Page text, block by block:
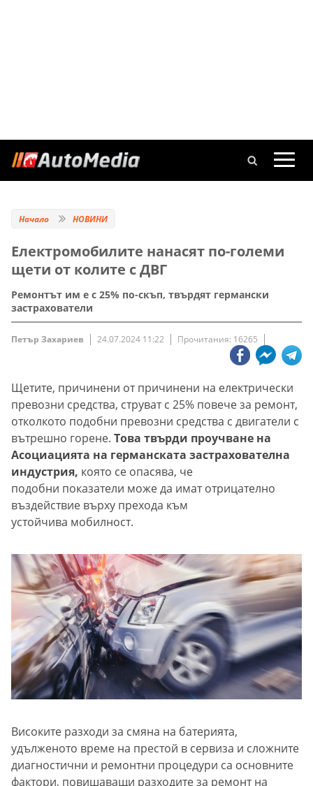
Начало НОВИНИ
Електромобилите нанасят по-големи
щети от колите с ДВГ
Ремонтът им е с 25% по-скъп, твърдят германски
застрахователи
Петър Захариев 24.07.2024 11:22 Прочитания: 16265
Щетите, причинени от причинени на електрически
превозни средства, струват с 25% повече за ремонт,
отколкото подобни превозни средства с двигатели с
вътрешно горене. Това твърди проучване на
Асоциацията на германската застрахователна
индустрия, която се опасява, че
подобни показатели може да имат отрицателно
въздействие върху прехода към
устойчива мобилност.
Високите разходи за смяна на батерията,
удълженото време на престой в сервиза и сложните
диагностични и ремонтни процедури са основните
фактори, повишаващи разходите за ремонт на